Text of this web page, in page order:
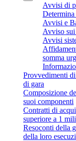
Avvisi di
Determina
Avvisi e
Avviso
Avvisi
somma
Provvedimenti
di gara
Composizione
suoi componenti
Contratti di
superiore a 1
Resoconti della
della loro